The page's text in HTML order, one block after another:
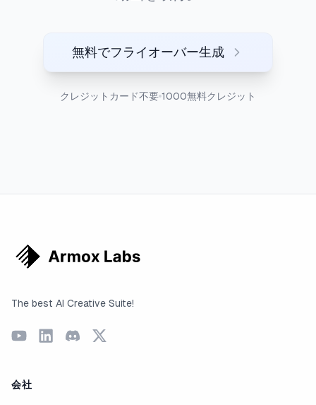
無料でフライオーバー生成
クレジットカード不要 1000無料クレジット
The best AI Creative Suite!
会社